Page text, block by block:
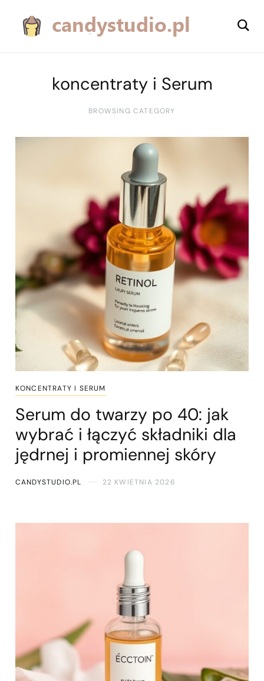
koncentraty i Serum
BROWSING CATEGORY
KONCENTRATY I SERUM
Serum do twarzy po 40: jak
wybrać i łączyć składniki dla
jędrnej i promiennej skóry
CANDYSTUDIO.PL 22 KWIETNIA 2026